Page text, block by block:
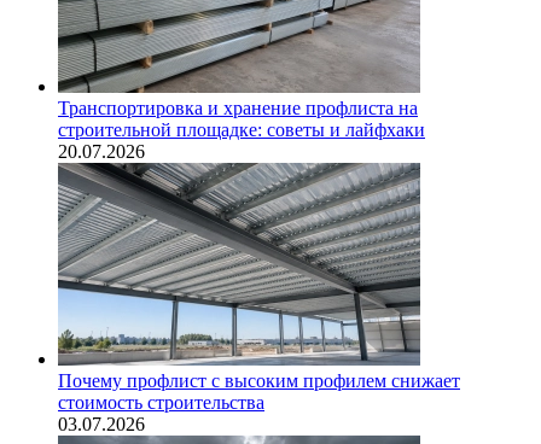
Транспортировка и хранение профлиста на
строительной площадке: советы и лайфхаки
20.07.2026
Почему профлист с высоким профилем снижает
стоимость строительства
03.07.2026